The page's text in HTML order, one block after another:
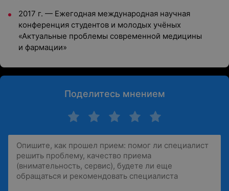
2017 г. — Ежегодная международная научная
конференция студентов и молодых учёных
«Актуальные проблемы современной медицины
и фармации»
Поделитесь мнением